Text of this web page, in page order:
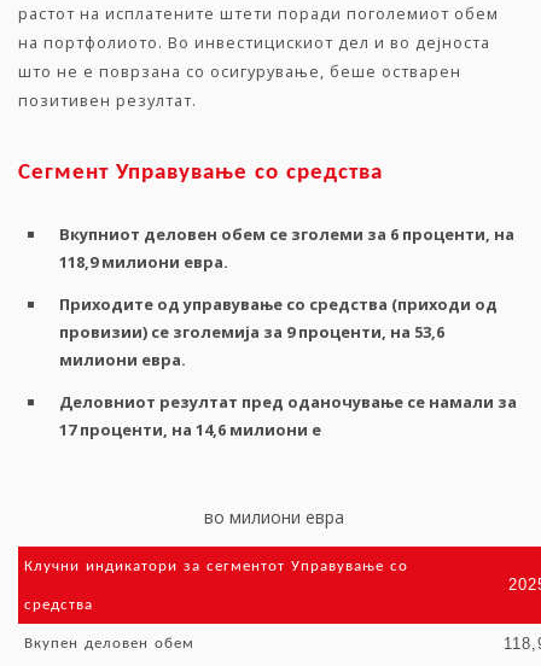
растот на исплатените штети поради поголемиот обем
на портфолиото. Во инвестицискиот дел и во дејноста
што не е поврзана со осигурување, беше остварен
позитивен резултат.
Сегмент Управување со средства
Вкупниот деловен обем се зголеми за 6 проценти, на
118,9милиони евра.
Приходите од управување со средства (приходи од
провизии) се зголемија за 9проценти, на 53,6
милиони евра.
Деловниот резултат пред оданочување се намали за
17проценти, на 14,6 милиони е
во милиони евра
Клучни индикатори за сегментот Управување со
средства
Вкупен деловен обем